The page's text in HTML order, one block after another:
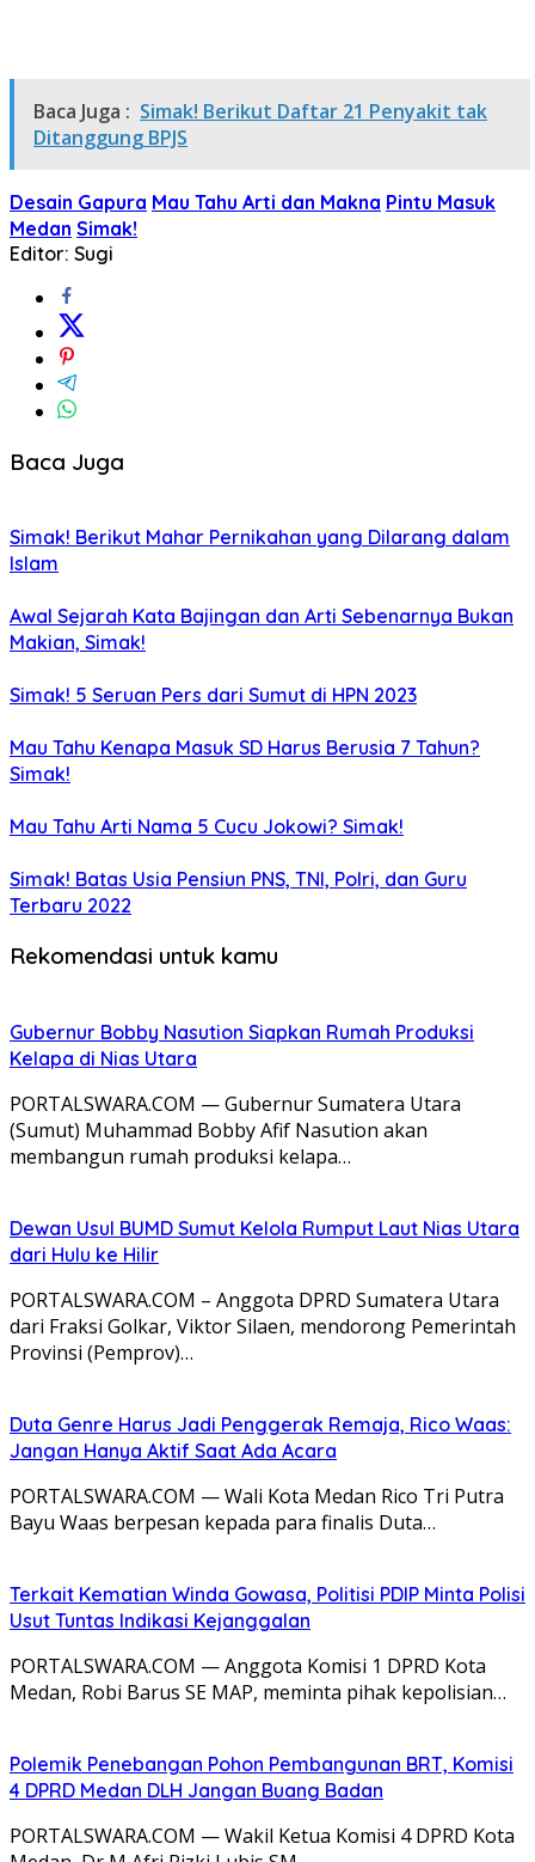
Baca Juga : Simak! Berikut Daftar 21 Penyakit tak
Ditanggung BPJS
Desain Gapura Mau Tahu Arti dan Makna Pintu Masuk
Medan Simak!
Editor: Sugi
Baca Juga
Simak! Berikut Mahar Pernikahan yang Dilarang dalam
Islam
Awal Sejarah Kata Bajingan dan Arti Sebenarnya Bukan
Makian, Simak!
Simak! 5 Seruan Pers dari Sumut di HPN 2023
Mau Tahu Kenapa Masuk SD Harus Berusia 7 Tahun?
Simak!
Mau Tahu Arti Nama 5 Cucu Jokowi? Simak!
Simak! Batas Usia Pensiun PNS, TNI, Polri, dan Guru
Terbaru 2022
Rekomendasi untuk kamu
Gubernur Bobby Nasution Siapkan Rumah Produksi
Kelapa di Nias Utara
PORTALSWARA.COM — Gubernur Sumatera Utara
(Sumut) Muhammad Bobby Afif Nasution akan
membangun rumah produksi kelapa…
Dewan Usul BUMD Sumut Kelola Rumput Laut Nias Utara
dari Hulu ke Hilir
PORTALSWARA.COM – Anggota DPRD Sumatera Utara
dari Fraksi Golkar, Viktor Silaen, mendorong Pemerintah
Provinsi (Pemprov)…
Duta Genre Harus Jadi Penggerak Remaja, Rico Waas:
Jangan Hanya Aktif Saat Ada Acara
PORTALSWARA.COM — Wali Kota Medan Rico Tri Putra
Bayu Waas berpesan kepada para finalis Duta…
Terkait Kematian Winda Gowasa, Politisi PDIP Minta Polisi
Usut Tuntas Indikasi Kejanggalan
PORTALSWARA.COM — Anggota Komisi 1 DPRD Kota
Medan, Robi Barus SE MAP, meminta pihak kepolisian…
Polemik Penebangan Pohon Pembangunan BRT, Komisi
4 DPRD Medan DLH Jangan Buang Badan
PORTALSWARA.COM — Wakil Ketua Komisi 4 DPRD Kota